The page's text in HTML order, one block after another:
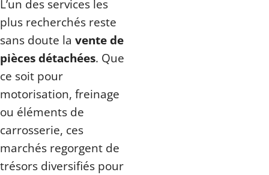
L’un des services les
plus recherchés reste
sans doute la vente de
pièces détachées. Que
ce soit pour
motorisation, freinage
ou éléments de
carrosserie, ces
marchés regorgent de
trésors diversifiés pour